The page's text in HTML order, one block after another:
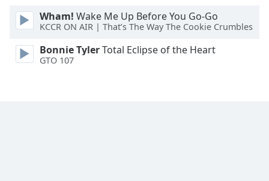
Family
Reset
Done
Wham! Wake Me Up Before You Go-Go
KCCR ON AIR | That’s The Way The Cookie Crumbles
Bonnie TylerTotal Eclipse of the Heart
GTO 107